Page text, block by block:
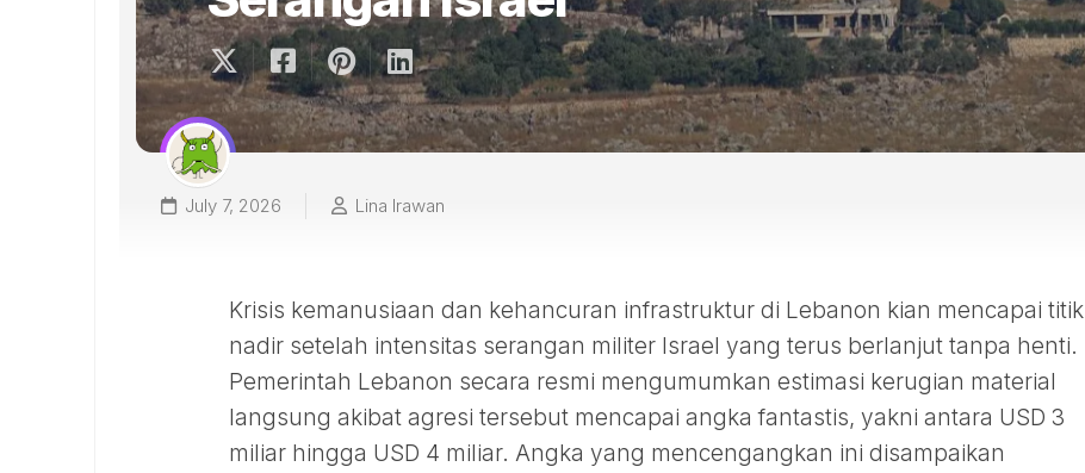
July 7, 2026 Lina Irawan
Krisis kemanusiaan dan kehancuran infrastruktur di Lebanon kian mencapai titik
nadir setelah intensitas serangan militer Israel yang terus berlanjut tanpa henti.
Pemerintah Lebanon secara resmi mengumumkan estimasi kerugian material
langsung akibat agresi tersebut mencapai angka fantastis, yakni antara USD 3
miliar hingga USD 4 miliar. Angka yang mencengangkan ini disampaikan